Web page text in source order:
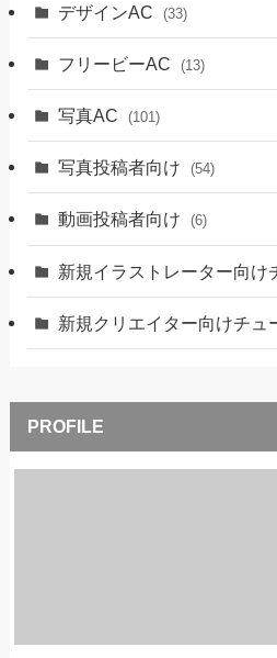
デザインAC (33)
フリービーAC (13)
写真AC (101)
写真投稿者向け (54)
動画投稿者向け (6)
新規イラストレーター向け
新規クリエイター向けチュ